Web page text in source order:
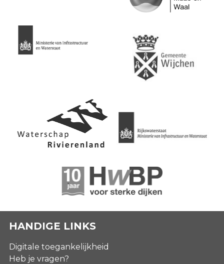
HANDIGE LINKS
Digitale toegankelijkheid
Heb je vragen?